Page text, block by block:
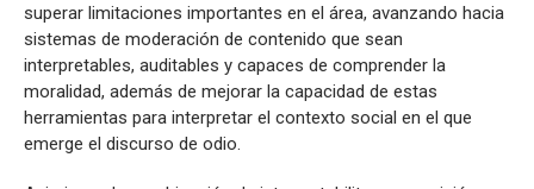
superar limitaciones importantes en el área, avanzando hacia
sistemas de moderación de contenido que sean
interpretables, auditables y capaces de comprender la
moralidad, además de mejorar la capacidad de estas
herramientas para interpretar el contexto social en el que
emerge el discurso de odio.